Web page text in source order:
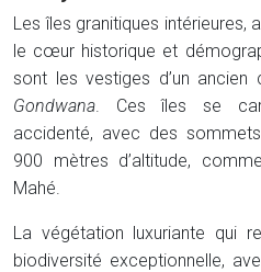
Les îles granitiques intérieures,
le cœur historique et
sont les vestiges d’un ancien
Gondwana. Ces îles se
accidenté, avec des
900 mètres d’altitude,
Mahé.
La végétation luxuriante qui
biodiversité exceptionnelle,